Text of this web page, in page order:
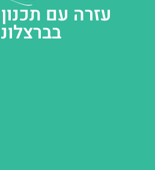
עזרה עם